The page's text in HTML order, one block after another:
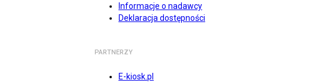
Informacje o nadawcy
Deklaracja dostępności
PARTNERZY
E-kiosk.pl